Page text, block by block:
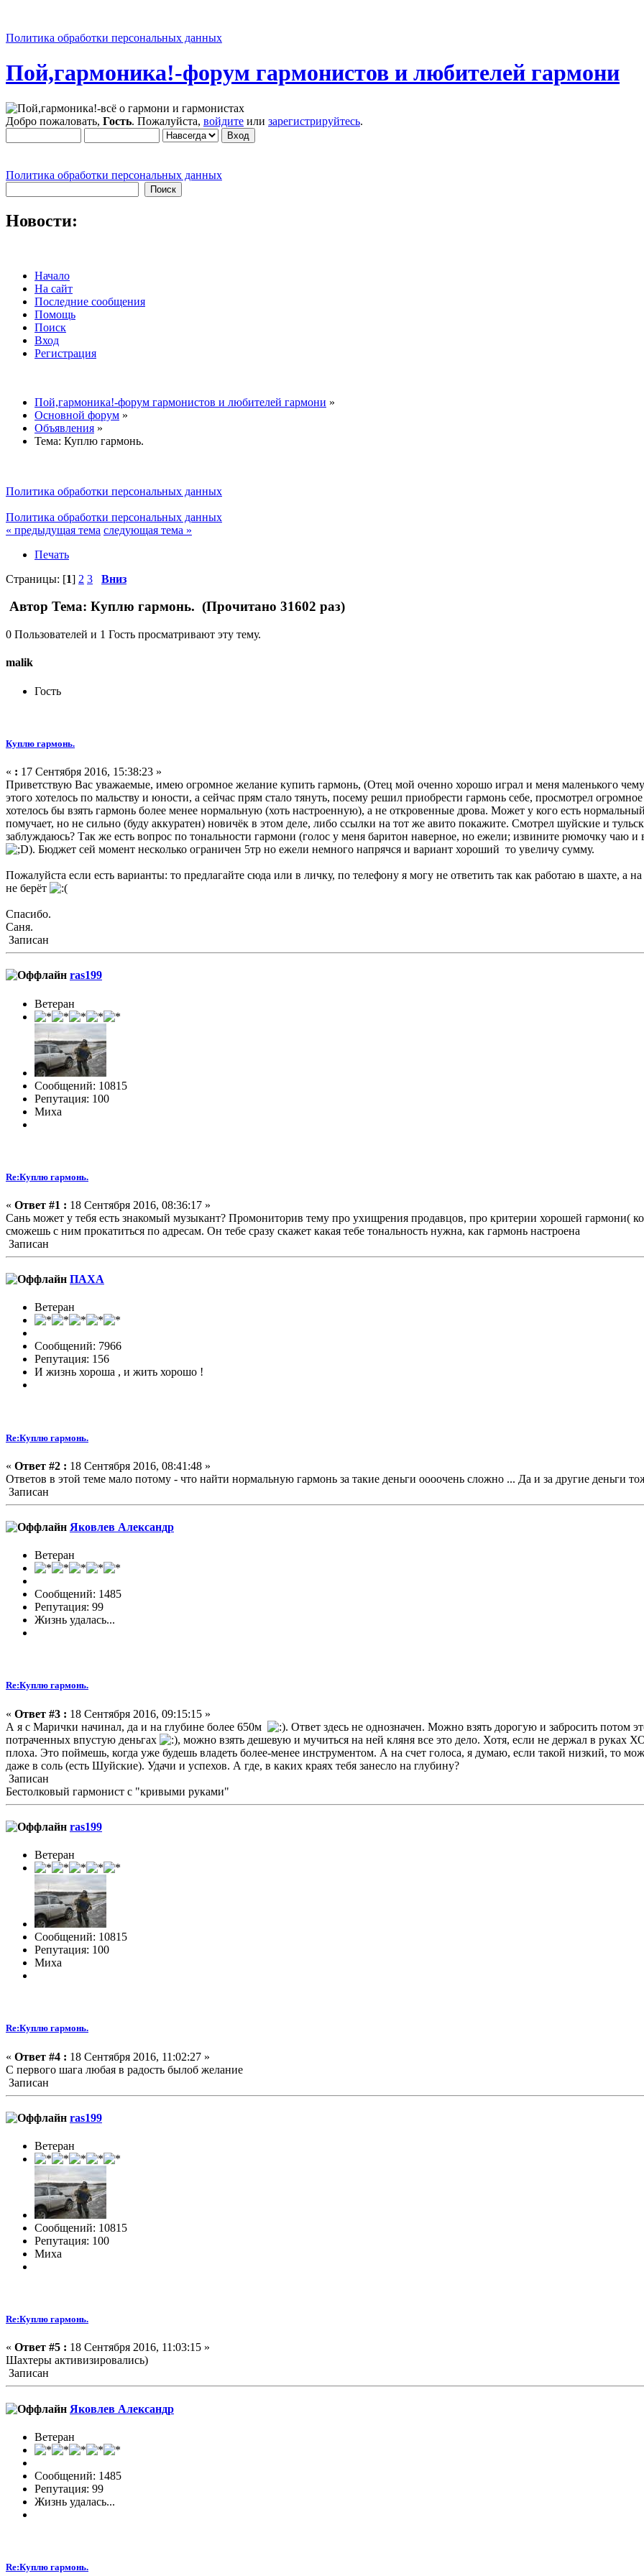
Политика обработки персональных данных
Пой,гармоника!-форум гармонистов и любителей гармони
Добро пожаловать, Гость. Пожалуйста, войдите или зарегистрируйтесь.
Политика обработки персональных данных
Новости:
Начало
На сайт
Последние сообщения
Помощь
Поиск
Вход
Регистрация
Пой,гармоника!-форум гармонистов и любителей гармони »
Основной форум »
Объявления »
Тема: Куплю гармонь.
Политика обработки персональных данных
Политика обработки персональных данных
« предыдущая тема следующая тема »
Печать
Страницы: [1] 2 3 Вниз
Автор Тема: Куплю гармонь. (Прочитано 31602 раз)
0 Пользователей и 1 Гость просматривают эту тему.
malik
Гость
Куплю гармонь.
« : 17 Сентября 2016, 15:38:23 »
Приветствую Вас уважаемые, имею огромное желание купить гармонь, (Отец мой оченно хорошо играл и меня маленького чему
этого хотелось по мальству и юности, а сейчас прям стало тянуть, посему решил приобрести гармонь себе, просмотрел
хотелось бы взять гармонь более менее нормальную (хоть настроенную), а не откровенные дрова. Может у кого есть
помучает, но не сильно (буду аккуратен) новичёк в этом деле, либо ссылки на тот же авито покажите. Смотрел шуйские и
заблуждаюсь? Так же есть вопрос по тональности гармони (голос у меня баритон наверное, но ежели; извините рюмочку чаю и
). Бюджет сей момент несколько ограничен 5тр но ежели немного напрячся и вариант хороший то увеличу сумму.
Пожалуйста если есть варианты: то предлагайте сюда или в личку, по телефону я могу не ответить так как работаю в шахте, а
не берёт
Спасибо.
Саня.
Записан
ras199
Ветеран
Сообщений: 10815
Репутация: 100
Миха
Re:Куплю гармонь.
« Ответ #1 : 18 Сентября 2016, 08:36:17 »
Сань может у тебя есть знакомый музыкант? Промониторив тему про ухищрения продавцов, про критерии хорошей гармони(
сможешь с ним прокатиться по адресам. Он тебе сразу скажет какая тебе тональность нужна, как гармонь настроена
Записан
ПАХА
Ветеран
Сообщений: 7966
Репутация: 156
И жизнь хороша , и жить хорошо !
Re:Куплю гармонь.
« Ответ #2 : 18 Сентября 2016, 08:41:48 »
Ответов в этой теме мало потому - что найти нормальную гармонь за такие деньги оооочень сложно ... Да и за другие деньги
Записан
Яковлев Александр
Ветеран
Сообщений: 1485
Репутация: 99
Жизнь удалась...
Re:Куплю гармонь.
« Ответ #3 : 18 Сентября 2016, 09:15:15 »
А я с Марички начинал, да и на глубине более 650м
. Ответ здесь не однозначен. Можно взять дорогую и забросить потом
потраченных впустую деньгах
, можно взять дешевую и мучиться на ней кляня все это дело. Хотя, если не держал в
плоха. Это поймешь, когда уже будешь владеть более-менее инструментом. А на счет голоса, я думаю, если такой низкий, то
даже в соль (есть Шуйские). Удачи и успехов. А где, в каких краях тебя занесло на глубину?
Записан
Бестолковый гармонист с "кривыми руками"
ras199
Ветеран
Сообщений: 10815
Репутация: 100
Миха
Re:Куплю гармонь.
« Ответ #4 : 18 Сентября 2016, 11:02:27 »
С первого шага любая в радость былоб желание
Записан
ras199
Ветеран
Сообщений: 10815
Репутация: 100
Миха
Re:Куплю гармонь.
« Ответ #5 : 18 Сентября 2016, 11:03:15 »
Шахтеры активизировались)
Записан
Яковлев Александр
Ветеран
Сообщений: 1485
Репутация: 99
Жизнь удалась...
Re:Куплю гармонь.